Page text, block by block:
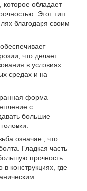
которое обладает
Этот тип
благодаря своим
что делает
в условиях
средах и на
форма
с
большие
означает, что
Гладкая часть
прочность
в конструкциях, где